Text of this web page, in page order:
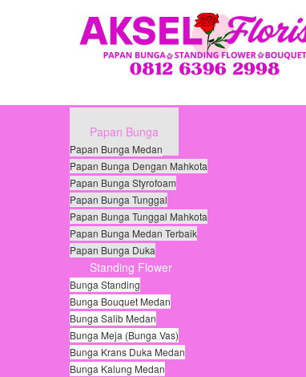
Papan Bunga
Papan Bunga Medan
Papan Bunga Dengan Mahkota
Papan Bunga Styrofoam
Papan Bunga Tunggal
Papan Bunga Tunggal Mahkota
Papan Bunga Medan Terbaik
Papan Bunga Duka
Standing Flower
Bunga Standing
Bunga Bouquet Medan
Bunga Salib Medan
Bunga Meja (Bunga Vas)
Bunga Krans Duka Medan
Bunga Kalung Medan